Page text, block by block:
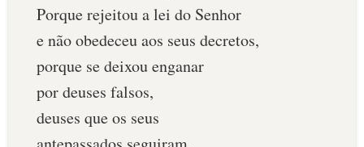
DEVOCIONAL DIÁRIO
10 MANDAMENTOS
ESTUDOS BÍBLICOS
Porque rejeitou a lei do Senhor
e não obedeceu aos seus decretos,
porque se deixou enganar
por deuses falsos,
deuses que os seus